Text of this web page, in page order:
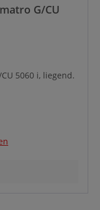
G/CU
5060 i, liegend.